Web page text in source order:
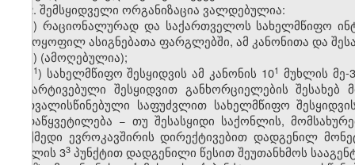
2. შემსყიდველი ორგანიზაცია ვალდებულია:
ა) რაციონალურად და საქართველოს სახელმწიფო
გამოყოფილ ასიგნებათა ფარგლებში, ამ კანონითა და
ბ) (ამოღებულია);
​1) სახელმწიფო შესყიდვის ამ კანონის 10​​1 მუხლის მე-
გამარტივებული შესყიდვით განხორციელების
გათვალისწინებული საფუძვლით სახელმწიფო
გადაწყვეტილება − თუ შესასყიდი საქონლის,
მოქმედი ევროკავშირის დირექტივებით დადგენილ
მუხლის 3​3 პუნქტით დადგენილი წესით შეუთანხმოს